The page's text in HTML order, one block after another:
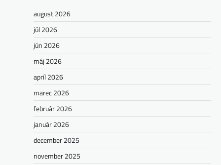
august 2026
júl 2026
jún 2026
máj 2026
apríl 2026
marec 2026
február 2026
január 2026
december 2025
november 2025